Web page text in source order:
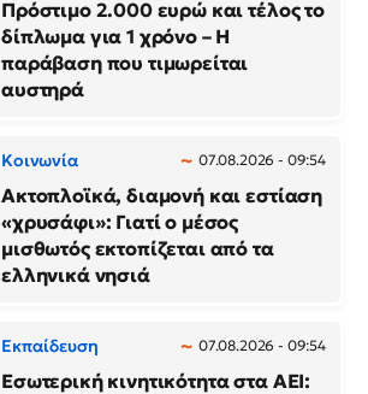
Πρόστιμο 2.000 ευρώ και τέλος το
δίπλωμα για 1 χρόνο – Η
παράβαση που τιμωρείται
αυστηρά
Κοινωνία 07.08.2026 - 09:54
Ακτοπλοϊκά, διαμονή και εστίαση
«χρυσάφι»: Γιατί ο μέσος
μισθωτός εκτοπίζεται από τα
ελληνικά νησιά
Εκπαίδευση 07.08.2026 - 09:54
Εσωτερική κινητικότητα στα ΑΕΙ: